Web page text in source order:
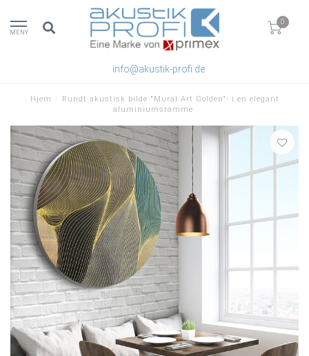
MENY
0
info@akustik-profi.de
Hjem
Rundt akustisk bilde "Mural Art Golden"- i en elegant
aluminiumsramme